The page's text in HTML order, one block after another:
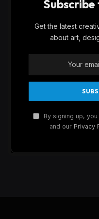
Get the latest
about art,
By signing up,
and ourPrivacy